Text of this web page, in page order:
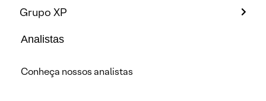
Grupo XP
Analistas
Conheça nossos analistas